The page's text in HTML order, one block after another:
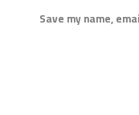
Save my name,